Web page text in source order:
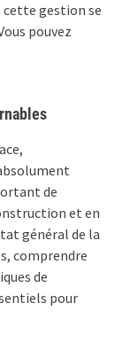
cette gestion se
pouvez
de
et en
général de la
comprendre
de
pour